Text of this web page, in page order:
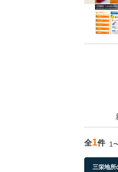
全1件 1
三栄地所